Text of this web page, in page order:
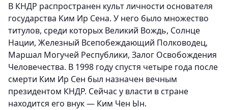
В КНДР распространен культ личности основателя
государства Ким Ир Сена. У него было множество
титулов, среди которых Великий Вождь, Солнце
Нации, Железный Всепобеждающий Полководец,
Маршал Могучей Республики, Залог Освобождения
Человечества. В 1998 году спустя четыре года после
смерти Ким Ир Сен был назначен вечным
президентом КНДР. Сейчас у власти в стране
находится его внук — Ким Чен Ын.